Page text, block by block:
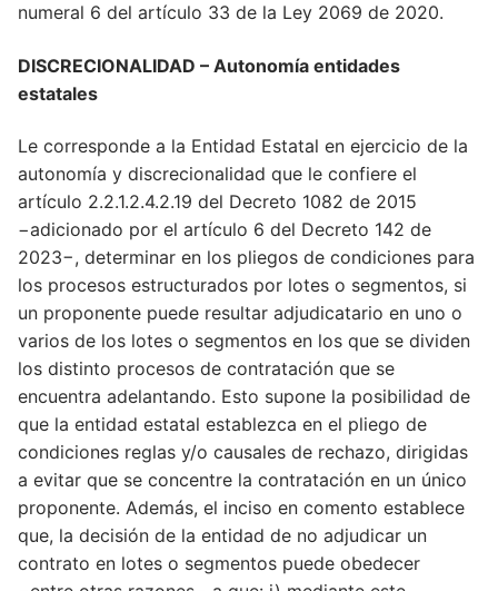
numeral 6 del artículo 33 de la Ley 2069 de 2020.
DISCRECIONALIDAD – Autonomía entidades
estatales
Le corresponde a la Entidad Estatal en ejercicio de la
autonomía y discrecionalidad que le confiere el
artículo 2.2.1.2.4.2.19 del Decreto 1082 de 2015
−adicionado por el artículo 6 del Decreto 142 de
2023−, determinar en los pliegos de condiciones para
los procesos estructurados por lotes o segmentos, si
un proponente puede resultar adjudicatario en uno o
varios de los lotes o segmentos en los que se dividen
los distinto procesos de contratación que se
encuentra adelantando. Esto supone la posibilidad de
que la entidad estatal establezca en el pliego de
condiciones reglas y/o causales de rechazo, dirigidas
a evitar que se concentre la contratación en un único
proponente. Además, el inciso en comento establece
que, la decisión de la entidad de no adjudicar un
contrato en lotes o segmentos puede obedecer